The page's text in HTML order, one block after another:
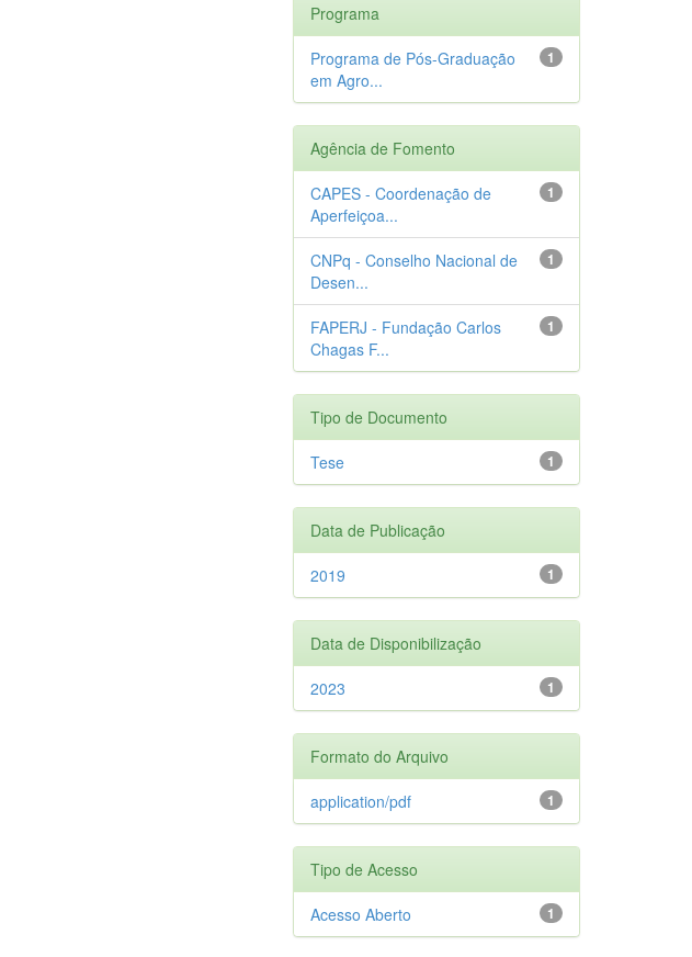
Programa
1
Programa de Pós-Graduação
em Agro...
Agência de Fomento
1
CAPES - Coordenação de
Aperfeiçoa...
1
CNPq - Conselho Nacional de
Desen...
1
FAPERJ - Fundação Carlos
Chagas F...
Tipo de Documento
1
Tese
Data de Publicação
1
2019
Data de Disponibilização
1
2023
Formato do Arquivo
1
application/pdf
Tipo de Acesso
1
Acesso Aberto